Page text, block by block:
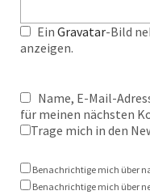
Ein Gravatar-Bild
anzeigen.
Name, E-Mail-
für meinen nächsten
Trage mich in den
Benachrichtige mich über
Benachrichtige mich über